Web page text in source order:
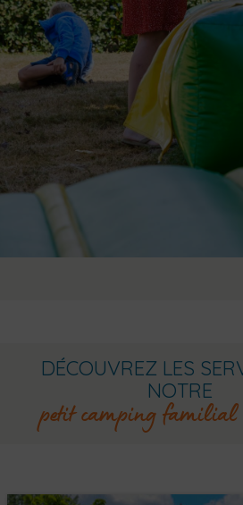
DÉCOUVREZ LES
NOTRE
petit camping familial